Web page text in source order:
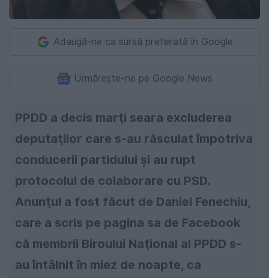
Adaugă-ne ca sursă preferată în Google
Urmărește-ne pe Google News
PPDD a decis marţi seara excluderea
deputaţilor care s-au răsculat împotriva
conducerii partidului şi au rupt
protocolul de colaborare cu PSD.
Anunţul a fost făcut de Daniel Fenechiu,
care a scris pe pagina sa de Facebook
că membrii Biroului Naţional al PPDD s-
au întâlnit în miez de noapte, ca